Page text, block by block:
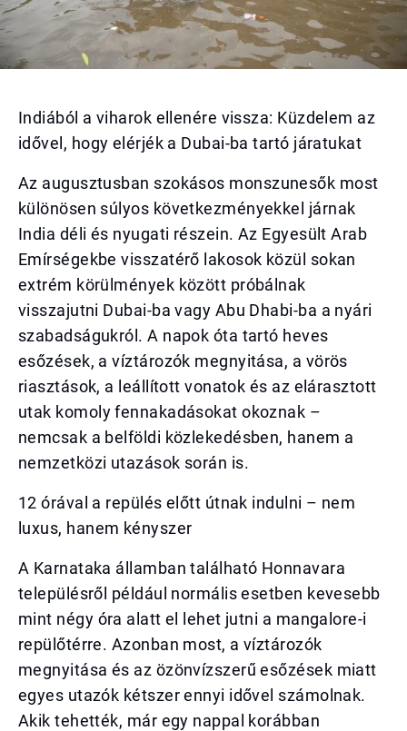
Indiából a viharok ellenére vissza: Küzdelem az
idővel, hogy elérjék a Dubai-ba tartó járatukat
Az augusztusban szokásos monszunesők most
különösen súlyos következményekkel járnak
India déli és nyugati részein. Az Egyesült Arab
Emírségekbe visszatérő lakosok közül sokan
extrém körülmények között próbálnak
visszajutni Dubai-ba vagy Abu Dhabi-ba a nyári
szabadságukról. A napok óta tartó heves
esőzések, a víztározók megnyitása, a vörös
riasztások, a leállított vonatok és az elárasztott
utak komoly fennakadásokat okoznak –
nemcsak a belföldi közlekedésben, hanem a
nemzetközi utazások során is.
12 órával a repülés előtt útnak indulni – nem
luxus, hanem kényszer
A Karnataka államban található Honnavara
településről például normális esetben kevesebb
mint négy óra alatt el lehet jutni a mangalore-i
repülőtérre. Azonban most, a víztározók
megnyitása és az özönvízszerű esőzések miatt
egyes utazók kétszer ennyi idővel számolnak.
Akik tehették, már egy nappal korábban